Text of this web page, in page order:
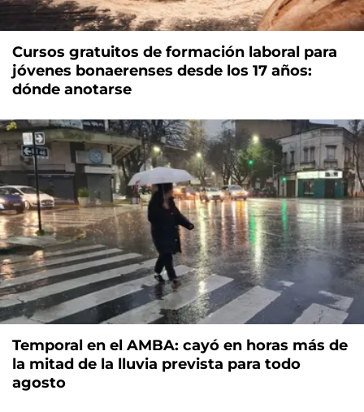
Cursos gratuitos de formación laboral para
jóvenes bonaerenses desde los 17 años:
dónde anotarse
Temporal en el AMBA: cayó en horas más de
la mitad de la lluvia prevista para todo
agosto